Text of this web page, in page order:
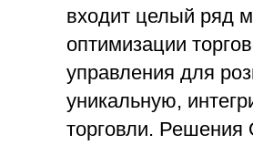
входит целый ряд
оптимизации
управления для
уникальную,
торговли. Решения